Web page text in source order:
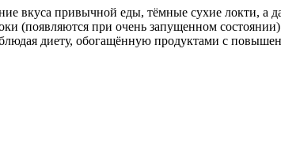
вкуса привычной еды, тёмные сухие локти, а
(появляются при очень запущенном состоянии).
диету, обогащённую продуктами с